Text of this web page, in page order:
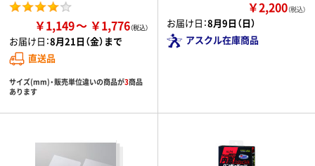
￥1,149 ￥1,776
お届け日：8月21日（金）まで
直送品
サイズ(mm)・販売単位違いの商品が3商品
あります
￥2,200（税込）
お届け日：8月9日（日）
アスクル在庫商品